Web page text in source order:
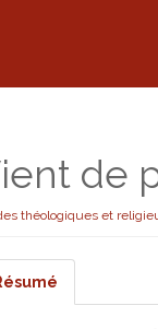
de
théologiques et